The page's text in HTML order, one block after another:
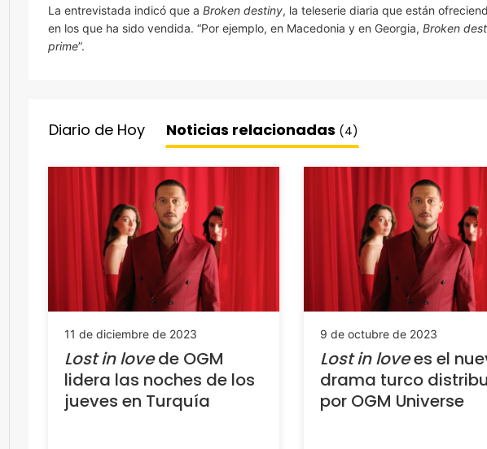
La entrevistada indicó que a Broken destiny, la teleserie diaria que están
en los que ha sido vendida. “Por ejemplo, en Macedonia y en Georgia, Broken
prime”.
Diario de Hoy Noticias relacionadas (4)
11 de diciembre de 2023
Lost in lovede OGM
lidera las noches de los
jueves en Turquía
9 de octubre de 2023
Lost in lovees el
drama turco
por OGM Universe